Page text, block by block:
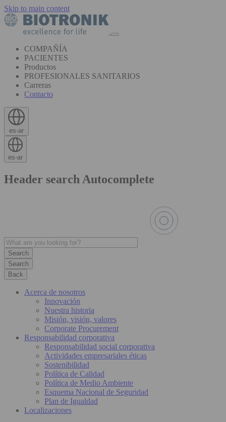
Skip to main content
COMPAÑÍA
PACIENTES
Productos
PROFESIONALES SANITARIOS
Carreras
Contacto
es-ar
es-ar
Header search Autocomplete
Search
Back
Acerca de nosotros
Innovación
Nuestra historia
Misión, visión, valores
Corporate Procurement
Responsabilidad corporativa
Responsabilidad social corporativa
Actividades empresariales éticas
Sostenibilidad
Política de Calidad
Política de Medio Ambiente
Esquema Nacional de Seguridad
Plan de Igualdad
Localizaciones